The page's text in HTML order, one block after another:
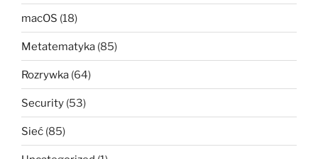
macOS (18)
Metatematyka (85)
Rozrywka (64)
Security (53)
Sieć (85)